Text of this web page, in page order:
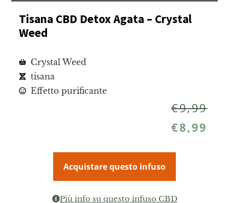
Tisana CBD Detox Agata – Crystal
Weed
Crystal Weed
tisana
Effetto purificante
€9,99
€8,99
Acquistare questo infuso
Più info su questo infuso CBD